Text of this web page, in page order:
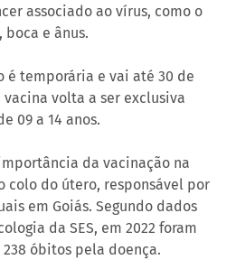
associado ao vírus, como o
e ânus.
é temporária e vai até 30 de
vacina volta a ser exclusiva
09 a 14 anos.
da vacinação na
colo do útero, responsável por
em Goiás. Segundo dados
da SES, em 2022 foram
óbitos pela doença.